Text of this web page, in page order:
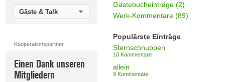
Gäste & Talk
Kooperationspartner
Einen Dank unseren
Mitgliedern
Gästebucheinträge (2)
Werk-Kommentare (89)
Populärste Einträge
Sternschnuppen
10 Kommentare
allein
9 Kommentare